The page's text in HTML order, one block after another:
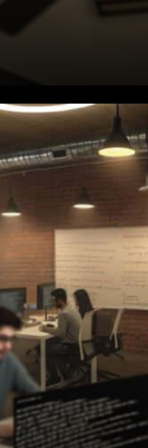
Système de
couches